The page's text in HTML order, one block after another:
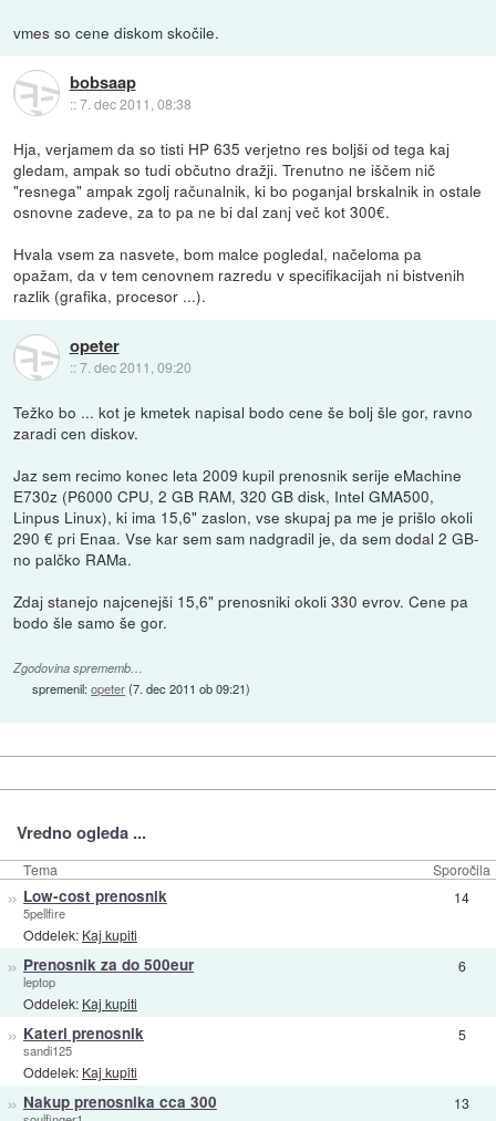
vmes so cene diskom skočile.
bobsaap
::7. dec 2011, 08:38
Hja, verjamem da so tisti HP 635 verjetno res boljši od tega kaj
gledam, ampak so tudi občutno dražji. Trenutno ne iščem nič
"resnega" ampak zgolj računalnik, ki bo poganjal brskalnik in ostale
osnovne zadeve, za to pa ne bi dal zanj več kot 300€.
Hvala vsem za nasvete, bom malce pogledal, načeloma pa
opažam, da v tem cenovnem razredu v specifikacijah ni bistvenih
razlik (grafika, procesor ...).
opeter
::7. dec 2011, 09:20
Težko bo ... kot je kmetek napisal bodo cene še bolj šle gor, ravno
zaradi cen diskov.
Jaz sem recimo konec leta 2009 kupil prenosnik serije eMachine
E730z (P6000 CPU, 2 GB RAM, 320 GB disk, Intel GMA500,
Linpus Linux), ki ima 15,6" zaslon, vse skupaj pa me je prišlo okoli
290 € pri Enaa. Vse kar sem sam nadgradil je, da sem dodal 2 GB-
no palčko RAMa.
Zdaj stanejo najcenejši 15,6" prenosniki okoli 330 evrov. Cene pa
bodo šle samo še gor.
Zgodovina sprememb…
spremenil:opeter(7. dec 2011 ob 09:21)
Vredno ogleda ...
Tema Sporočila
» Low-cost prenosnik
5pellfire
Oddelek: Kaj kupiti
14
» Prenosnik za do 500eur
leptop
Oddelek: Kaj kupiti
6
» Kateri prenosnik
sandi125
Oddelek: Kaj kupiti
5
» Nakup prenosnika cca 300 13